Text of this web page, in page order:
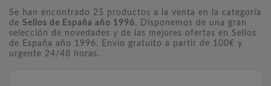
Se han encontrado 25 productos a la venta en la categoría
de Sellos de España año 1996. Disponemos de una gran
selección de novedades y de las mejores ofertas en Sellos
de España año 1996. Envio gratuito a partir de 100€ y
urgente 24/48 horas.